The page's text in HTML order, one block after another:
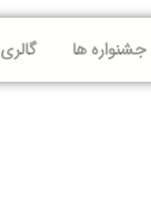
جشنواره ها گالری